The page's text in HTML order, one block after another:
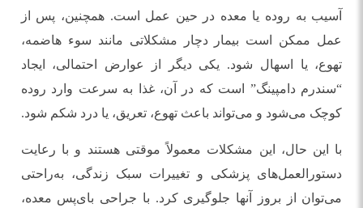
آسیب به روده یا معده در حین عمل است. همچنین، پس از
عمل ممکن است بیمار دچار مشکلاتی مانند سوء هاضمه،
تهوع، یا اسهال شود. یکی دیگر از عوارض احتمالی، ایجاد
“سندرم دامپینگ” است که در آن، غذا به سرعت وارد روده
کوچک می‌شود و می‌تواند باعث تهوع، تعریق، یا درد شکم شود.
با این حال، این مشکلات معمولاً موقتی هستند و با رعایت
دستورالعمل‌های پزشکی و تغییرات سبک زندگی، به‌راحتی
می‌توان از بروز آنها جلوگیری کرد. با جراحی بای‌پس معده،